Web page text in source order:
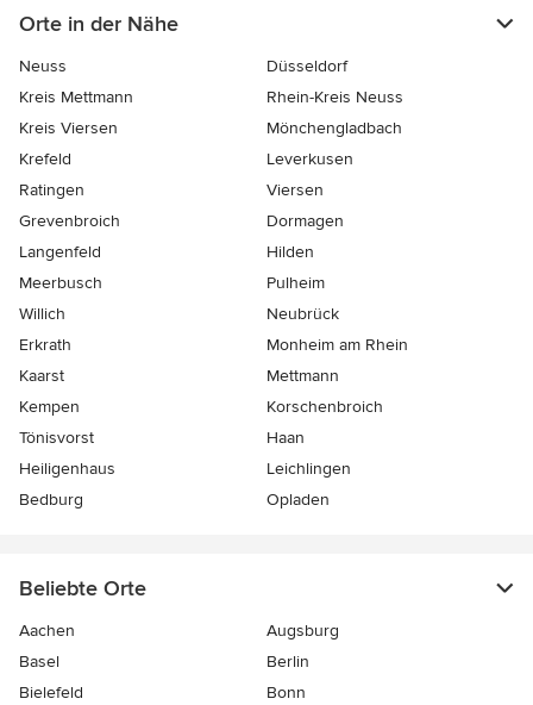
Orte in der Nähe
Neuss
Düsseldorf
Kreis Mettmann
Rhein-Kreis Neuss
Kreis Viersen
Mönchengladbach
Krefeld
Leverkusen
Ratingen
Viersen
Grevenbroich
Dormagen
Langenfeld
Hilden
Meerbusch
Pulheim
Willich
Neubrück
Erkrath
Monheim am Rhein
Kaarst
Mettmann
Kempen
Korschenbroich
Tönisvorst
Haan
Heiligenhaus
Leichlingen
Bedburg
Opladen
Beliebte Orte
Aachen
Augsburg
Basel
Berlin
Bielefeld
Bonn